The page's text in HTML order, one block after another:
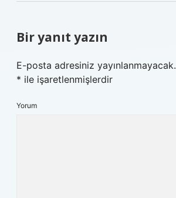
Bir yanıt yazın
E-posta adresiniz yayınlanmayacak.
* ile işaretlenmişlerdir
Yorum